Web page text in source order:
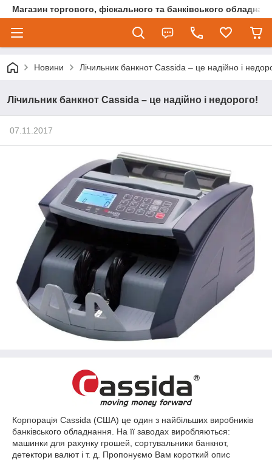
Магазин торгового, фіскального та банківського
Новини Лічильник банкнот Cassida – це надійно і
Лічильник банкнот Cassida – це надійно і недорого!
07.11.2017
Корпорація Cassida (США) це один з найбільших виробників
банківського обладнання. На її заводах виробляються:
машинки для рахунку грошей, сортувальники банкнот,
детектори валют і т. д. Пропонуємо Вам короткий опис